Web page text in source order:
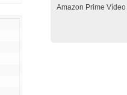
Amazon Prime Vídeo